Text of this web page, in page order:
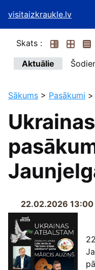
visitaizkraukle.lv
Skats :
Aktuālie
Sākums > Pasākumi >
22.02.2026